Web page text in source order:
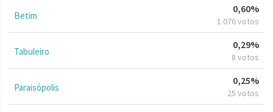
Betim
0,60%
1.076 votos
Tabuleiro
0,29%
8 votos
Paraisópolis
0,25%
25 votos